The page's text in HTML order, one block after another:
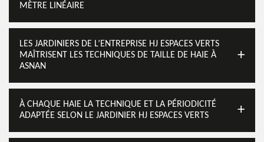
MÈTRE LINÉAIRE
LES JARDINIERS DE L’ENTREPRISE HJ ESPACES VERTS
MAÎTRISENT LES TECHNIQUES DE TAILLE DE HAIE À
ASNAN
À CHAQUE HAIE LA TECHNIQUE ET LA PÉRIODICITÉ
ADAPTÉE SELON LE JARDINIER HJ ESPACES VERTS